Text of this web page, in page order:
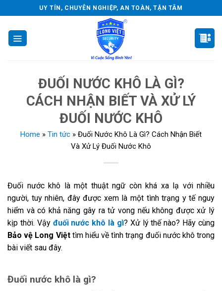
to
content
UY TÍN, CHUYÊN NGHIỆP, AN TOÀN, TẬN TÂM
ĐUỐI NƯỚC KHÔ LÀ GÌ?
CÁCH NHẬN BIẾT VÀ XỬ LÝ
ĐUỐI NƯỚC KHÔ
Home » Tin tức » Đuối Nước Khô Là Gì? Cách Nhận Biết
Và Xử Lý Đuối Nước Khô
Đuối nước khô là một thuật ngữ còn khá xa lạ với nhiều
người, tuy nhiên, đây được xem là một tình trạng y tế nguy
hiểm và có khả năng gây ra tử vong nếu không được xử lý
kịp thời. Vậy đuối nước khô là gì? Xử lý thế nào? Hãy cùng
Bảo vệ Long Việttìm hiểu về tình trạng đuối nước khô trong
bài viết sau đây.
Đuối nước khô là gì?